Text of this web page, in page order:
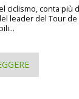
ciclismo, conta più
leader del Tour